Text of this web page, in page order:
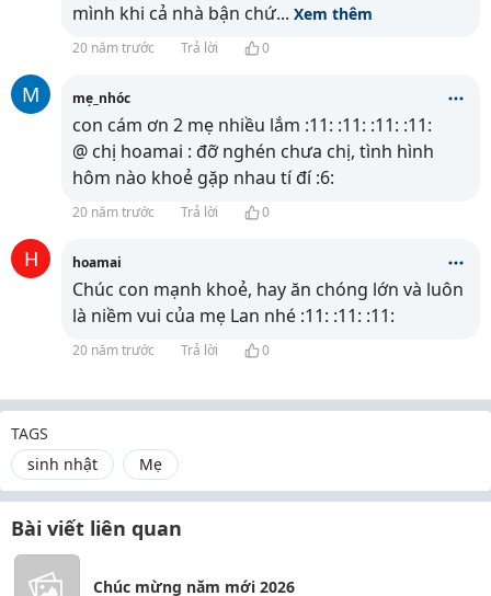
mình khi cả nhà bận chứ... Xem thêm
20 năm trước Trả lời 0
M mẹ_nhóc
con cám ơn 2 mẹ nhiều lắm :11: :11: :11: :11:
@ chị hoamai : đỡ nghén chưa chị, tình hình
hôm nào khoẻ gặp nhau tí đí :6:
20 năm trước Trả lời 0
H hoamai
Chúc con mạnh khoẻ, hay ăn chóng lớn và luôn
là niềm vui của mẹ Lan nhé :11: :11: :11:
20 năm trước Trả lời 0
TAGS
sinh nhật
Mẹ
Bài viết liên quan
Chúc mừng năm mới 2026